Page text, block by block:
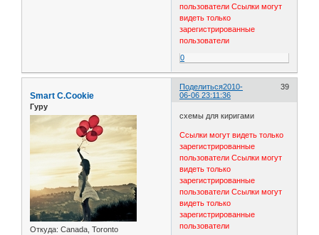
пользователи Ссылки могут
видеть только
зарегистрированные
пользователи
0
Поделиться 39
2010-
06-06 23:11:36
Smart C.Cookie
Гуру
Откуда: Canada, Toronto
схемы для киригами
Ссылки могут видеть только
зарегистрированные
пользователи Ссылки могут
видеть только
зарегистрированные
пользователи Ссылки могут
видеть только
зарегистрированные
пользователи